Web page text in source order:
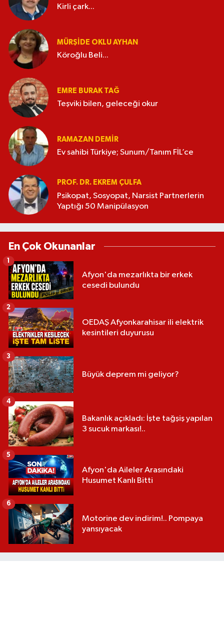
Kirli çark...
MÜRŞIDE OKLU AYHAN
Köroğlu Beli...
EMRE BURAK TAĞ
Teşviki bilen, geleceği okur
RAMAZAN DEMİR
Ev sahibi Türkiye; Sunum/Tanım FİL’ce
PROF. DR. EKREM ÇULFA
Psikopat, Sosyopat, Narsist Partnerlerin
Yaptığı 50 Manipülasyon
En Çok Okunanlar
Afyon'da mezarlıkta bir erkek
cesedi bulundu
1
OEDAŞ Afyonkarahisar ili elektrik
kesintileri duyurusu
2
Büyük deprem mi geliyor?
3
Bakanlık açıkladı: İşte tağşiş yapılan
3 sucuk markası!..
4
Afyon'da Aileler Arasındaki
Husumet Kanlı Bitti
5
Motorine dev indirim!.. Pompaya
yansıyacak
6